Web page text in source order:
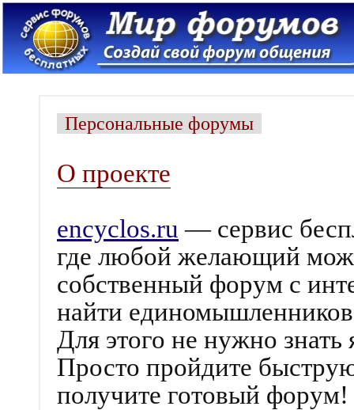
Персональные форумы
О проекте
encyclos.ru — сервис
где любой желающий
собственный форум с
найти
Для этого не нужно
Просто пройдите
получите готовый форум!